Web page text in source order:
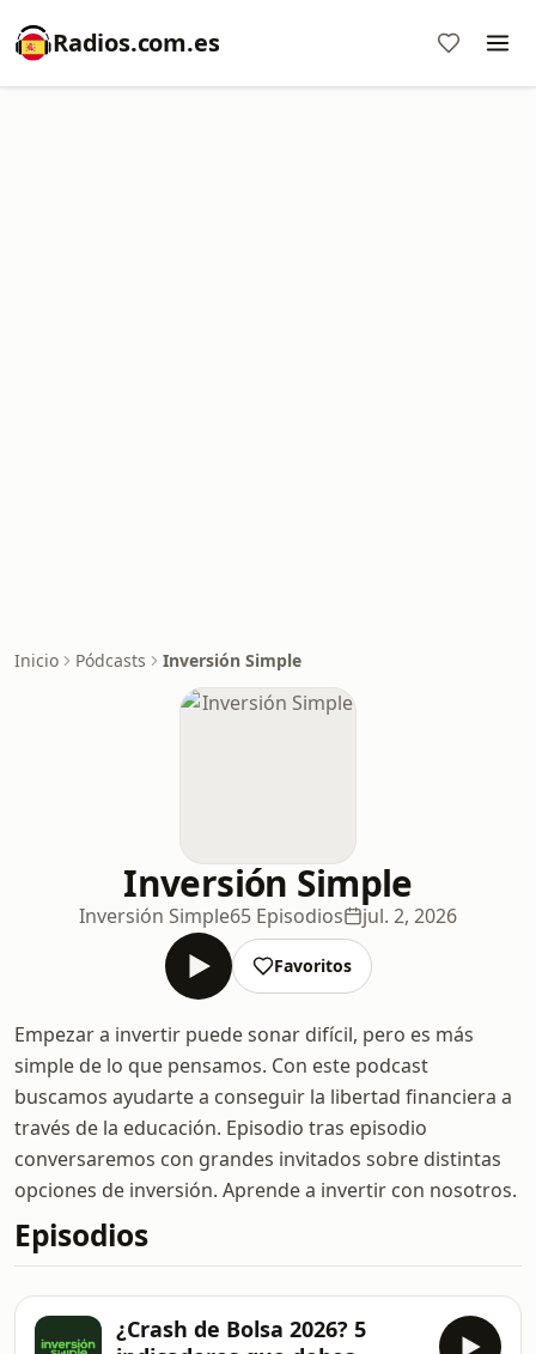
Radios.com.es
Inicio Pódcasts Inversión Simple
Inversión Simple
Inversión Simple65 Episodios jul. 2, 2026
Favoritos
Empezar a invertir puede sonar difícil, pero es más
simple de lo que pensamos. Con este podcast
buscamos ayudarte a conseguir la libertad financiera a
través de la educación. Episodio tras episodio
conversaremos con grandes invitados sobre distintas
opciones de inversión. Aprende a invertir con nosotros.
Episodios
¿Crash de Bolsa 2026? 5